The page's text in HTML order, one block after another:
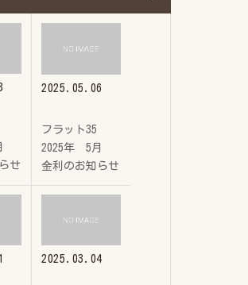
せ
2025.05.06
フラット35
2025年 5月
金利のお知らせ
2025.03.04